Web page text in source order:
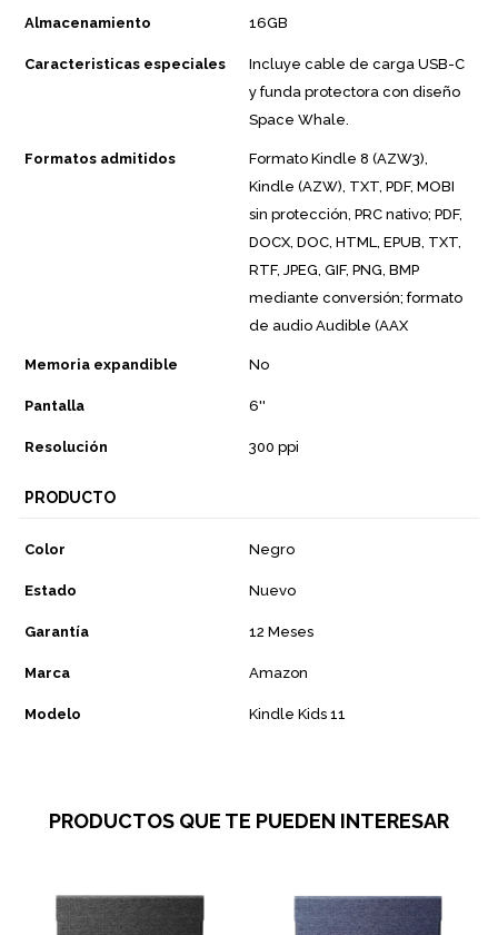
Almacenamiento 16GB
Caracteristicas especiales
Incluye cable de carga USB-C
y funda protectora con diseño
Space Whale.
Formatos admitidos
Formato Kindle 8 (AZW3),
Kindle (AZW), TXT, PDF, MOBI
sin protección, PRC nativo; PDF,
DOCX, DOC, HTML, EPUB, TXT,
RTF, JPEG, GIF, PNG, BMP
mediante conversión; formato
de audio Audible (AAX
Memoria expandible No
Pantalla 6''
Resolución 300 ppi
PRODUCTO
Color Negro
Estado Nuevo
Garantía 12 Meses
Marca Amazon
Modelo Kindle Kids 11
PRODUCTOS QUE TE PUEDEN INTERESAR